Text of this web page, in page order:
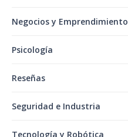
Negocios y Emprendimiento
Psicología
Reseñas
Seguridad e Industria
Tecnología y Robótica